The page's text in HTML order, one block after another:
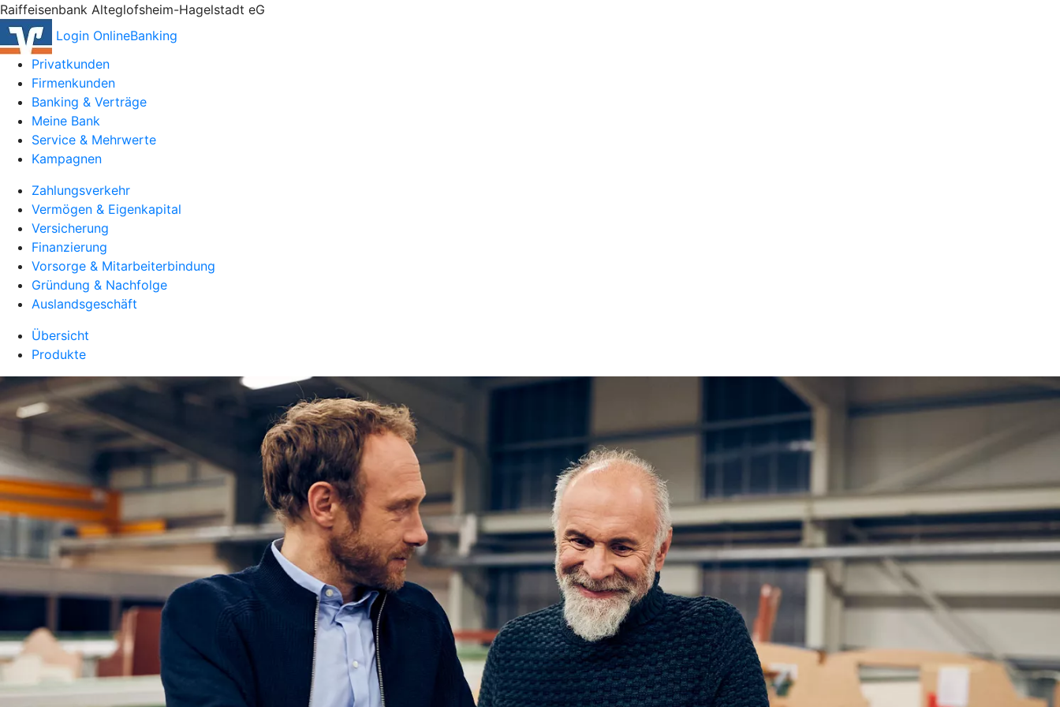
Raiffeisenbank Alteglofsheim-Hagelstadt eG
Login OnlineBanking
Privatkunden
Firmenkunden
Banking & Verträge
Meine Bank
Service & Mehrwerte
Kampagnen
Zahlungsverkehr
Vermögen & Eigenkapital
Versicherung
Finanzierung
Vorsorge & Mitarbeiterbindung
Gründung & Nachfolge
Auslandsgeschäft
Übersicht
Produkte